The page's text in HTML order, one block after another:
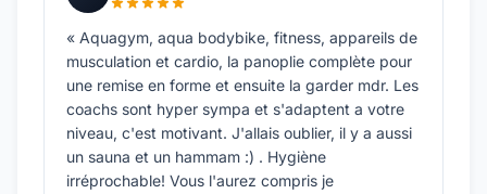
« Aquagym, aqua bodybike, fitness, appareils de
musculation et cardio, la panoplie complète pour
une remise en forme et ensuite la garder mdr. Les
coachs sont hyper sympa et s'adaptent a votre
niveau, c'est motivant. J'allais oublier, il y a aussi
un sauna et un hammam :) . Hygiène
irréprochable! Vous l'aurez compris je